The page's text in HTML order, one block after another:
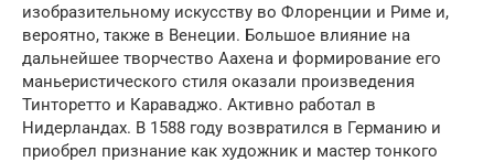
изобразительному искусству во Флоренции и Риме и,
вероятно, также в Венеции. Большое влияние на
дальнейшее творчество Аахена и формирование его
маньеристического стиля оказали произведения
Тинторетто и Караваджо. Активно работал в
Нидерландах. В 1588 году возвратился в Германию и
приобрел признание как художник и мастер тонкого